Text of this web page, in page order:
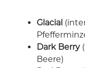
Glacial
Dark Berry
Beere)